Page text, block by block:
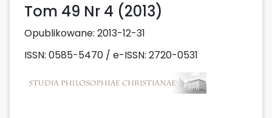
Tom 49 Nr 4 (2013)
Opublikowane: 2013-12-31
ISSN: 0585-5470 / e-ISSN: 2720-0531